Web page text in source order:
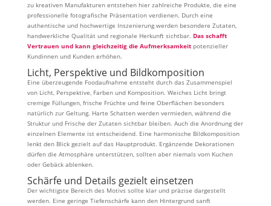
zu kreativen Manufakturen entstehen hier zahlreiche Produkte, die eine
professionelle fotografische Präsentation verdienen. Durch eine
authentische und hochwertige Inszenierung werden besondere Zutaten,
handwerkliche Qualität und regionale Herkunft sichtbar. Das schafft
Vertrauen und kann gleichzeitig die Aufmerksamkeitpotenzieller
Kundinnen und Kunden erhöhen.
Licht, Perspektive und Bildkomposition
Eine überzeugende Foodaufnahme entsteht durch das Zusammenspiel
von Licht, Perspektive, Farben und Komposition. Weiches Licht bringt
cremige Füllungen, frische Früchte und feine Oberflächen besonders
natürlich zur Geltung. Harte Schatten werden vermieden, während die
Struktur und Frische der Zutaten sichtbar bleiben. Auch die Anordnung der
einzelnen Elemente ist entscheidend. Eine harmonische Bildkomposition
lenkt den Blick gezielt auf das Hauptprodukt. Ergänzende Dekorationen
dürfen die Atmosphäre unterstützen, sollten aber niemals vom Kuchen
oder Gebäck ablenken.
Schärfe und Details gezielt einsetzen
Der wichtigste Bereich des Motivs sollte klar und präzise dargestellt
werden. Eine geringe Tiefenschärfe kann den Hintergrund sanft